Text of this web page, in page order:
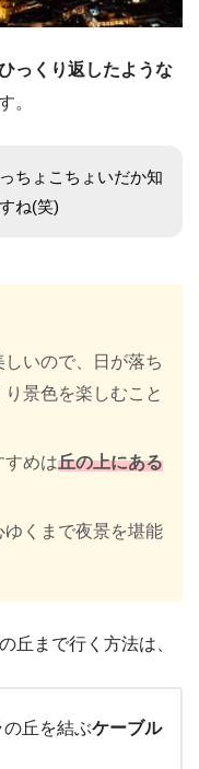
っくり返したような
。
ちょこちょいだか知
ね(笑)
いので、日が落ち
景色を楽しむこと
すめは丘の上にある
くまで夜景を堪能
丘まで行く方法は、
の丘を結ぶケーブル